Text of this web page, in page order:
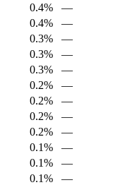
0.4%
—
0.4%
—
0.3%
—
0.3%
—
0.3%
—
0.2%
—
0.2%
—
0.2%
—
0.2%
—
0.1%
—
0.1%
—
0.1%
—